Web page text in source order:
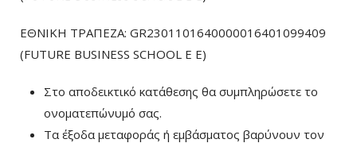
ΕΘΝΙΚΗ ΤΡΑΠΕΖΑ: GR2301101640000016401099409
(FUTURE BUSINESS SCHOOL E E)
Στο αποδεικτικό κατάθεσης θα συμπληρώσετε το
ονοματεπώνυμό σας.
Τα έξοδα μεταφοράς ή εμβάσματος βαρύνουν τον